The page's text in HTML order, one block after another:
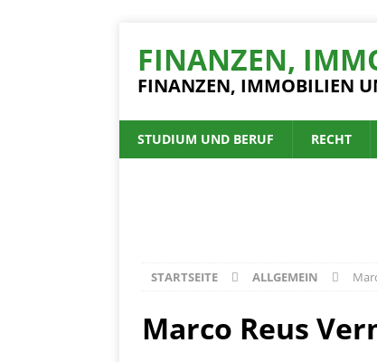
FINANZEN,
FINANZEN, IMMOBILIEN
STUDIUM UND BERUF RECHT
STARTSEITE ALLGEMEIN
Marco Reus